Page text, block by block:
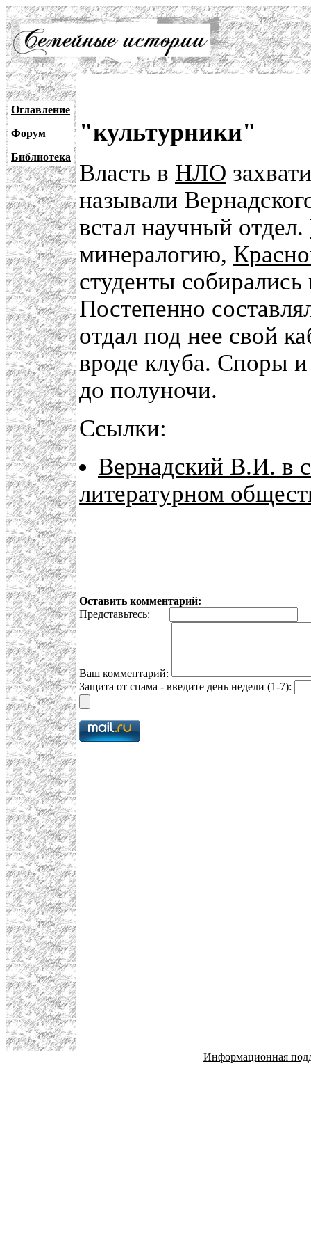
Оглавление
Форум
Библиотека
"культурники"
Власть в НЛО
называли
встал научный отдел.
минералогию,
студенты
Постепенно
отдал под нее свой
вроде клуба. Споры и
до полуночи.
Ссылки:
Вернадский В.И. в
литературном
Оставить комментарий:
Представьтесь:
Ваш комментарий:
Защита от спама - введите день недели (1-7):
Информационная